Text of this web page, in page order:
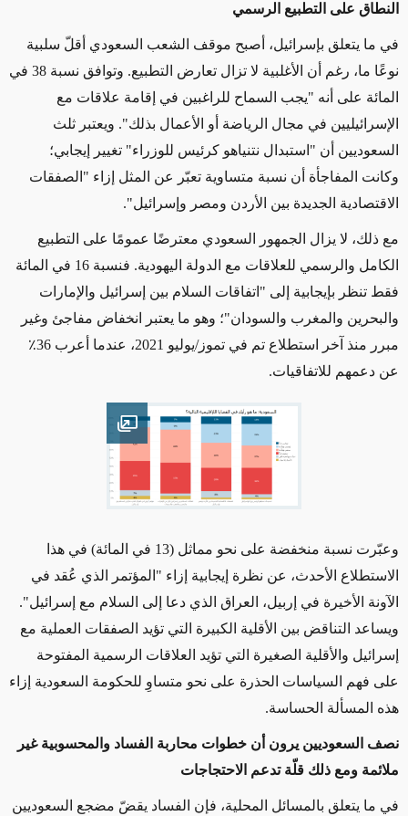
النطاق على التطبيع الرسمي
في ما يتعلق بإسرائيل، أصبح موقف الشعب السعودي أقلّ سلبية
نوعًا ما، رغم أن الأغلبية لا تزال تعارض التطبيع. وتوافق نسبة 38 في
المائة على أنه "يجب السماح للراغبين في إقامة علاقات مع
الإسرائيليين في مجال الرياضة أو الأعمال بذلك". ويعتبر ثلث
السعوديين أن "استبدال نتنياهو كرئيس للوزراء" تغيير إيجابي؛
وكانت المفاجأة أن نسبة متساوية تعبّر عن المثل إزاء "الصفقات
الاقتصادية الجديدة بين الأردن ومصر وإسرائيل".
مع ذلك، لا يزال الجمهور السعودي معترضًا عمومًا على التطبيع
الكامل والرسمي للعلاقات مع الدولة اليهودية. فنسبة 16 في المائة
فقط تنظر بإيجابية إلى "اتفاقات السلام بين إسرائيل والإمارات
والبحرين والمغرب والسودان"؛ وهو ما يعتبر انخفاض مفاجئ وغير
مبرر منذ آخر استطلاع تم في تموز/يوليو 2021، عندما أعرب 36٪
عن دعمهم للاتفاقيات.
Open image
وعبّرت نسبة منخفضة على نحو مماثل (13 في المائة) في هذا
الاستطلاع الأحدث، عن نظرة إيجابية إزاء "المؤتمر الذي عُقد في
الآونة الأخيرة في إربيل، العراق الذي دعا إلى السلام مع إسرائيل".
ويساعد التناقض بين الأقلية الكبيرة التي تؤيد الصفقات العملية مع
إسرائيل والأقلية الصغيرة التي تؤيد العلاقات الرسمية المفتوحة
على فهم السياسات الحذرة على نحو متساوِ للحكومة السعودية إزاء
هذه المسألة الحساسة.
نصف السعوديين يرون أن خطوات محاربة الفساد والمحسوبية غير
ملائمة ومع ذلك قلّة تدعم الاحتجاجات
في ما يتعلق بالمسائل المحلية، فإن الفساد يقضّ مضجع السعوديين